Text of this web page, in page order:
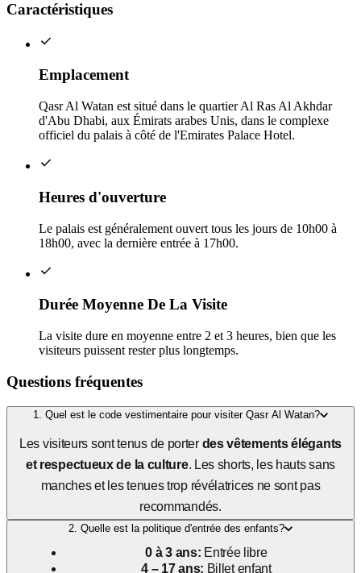
Caractéristiques
Emplacement
Qasr Al Watan est situé dans le quartier Al Ras Al Akhdar
d'Abu Dhabi, aux Émirats arabes Unis, dans le complexe
officiel du palais à côté de l'Emirates Palace Hotel.
Heures d'ouverture
Le palais est généralement ouvert tous les jours de 10h00 à
18h00, avec la dernière entrée à 17h00.
Durée Moyenne De La Visite
La visite dure en moyenne entre 2 et 3 heures, bien que les
visiteurs puissent rester plus longtemps.
Questions fréquentes
1. Quel est le code vestimentaire pour visiter Qasr Al Watan?
Les visiteurs sont tenus de porter des vêtements élégants
et respectueux de la culture. Les shorts, les hauts sans
manches et les tenues trop révélatrices ne sont pas
recommandés.
2. Quelle est la politique d'entrée des enfants?
0 à 3 ans: Entrée libre
4 – 17 ans: Billet enfant